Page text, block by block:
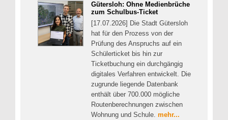
Gütersloh: Ohne Medienbrüche
zum Schulbus-Ticket
[17.07.2026] Die Stadt Gütersloh
hat für den Prozess von der
Prüfung des Anspruchs auf ein
Schülerticket bis hin zur
Ticketbuchung ein durchgängig
digitales Verfahren entwickelt. Die
zugrunde liegende Datenbank
enthält über 700.000 mögliche
Routenberechnungen zwischen
Wohnung und Schule. mehr...